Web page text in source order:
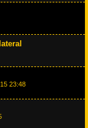
23:48